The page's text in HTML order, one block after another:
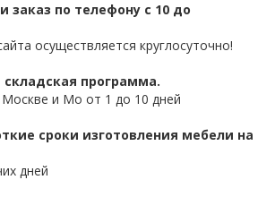
заказ по телефону с 10 до
осуществляется круглосуточно!
программа.
Москве и Мо от 1 до 10 дней
сроки изготовления мебели на
дней